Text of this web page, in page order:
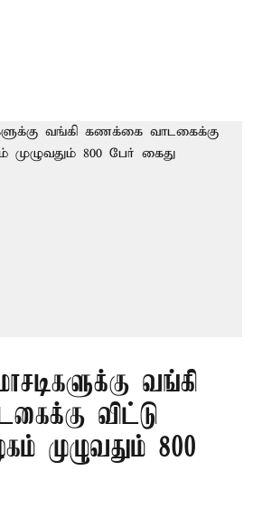
வங்கி
விட்டு
முழுவதும் 800